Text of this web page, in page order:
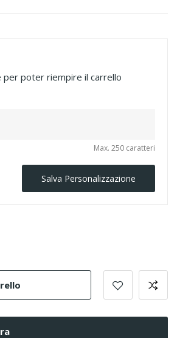
per poter riempire il carrello
Max. 250 caratteri
Salva Personalizzazione